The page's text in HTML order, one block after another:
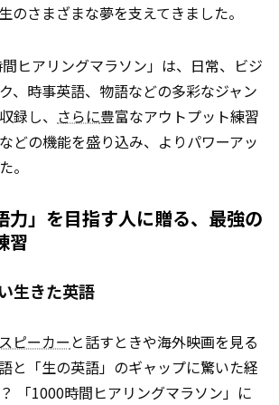
のさまざまな夢を支えてきました。
ヒアリングマラソン」は、日常、ビジ
、時事英語、物語などの多彩なジャン
録し、 さらに豊富なアウトプット練習
どの機能を盛り込み、よりパワーアッ
。
力」を目指す人に贈る、最強の
習
生きた英語
スピーカー と話すときや海外映画を見る
と「生の英語」のギャップに驚いた経
「1000時間ヒアリングマラソン」に